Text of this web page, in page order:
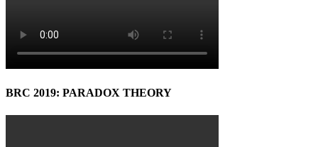
BRC 2019: PARADOX THEORY